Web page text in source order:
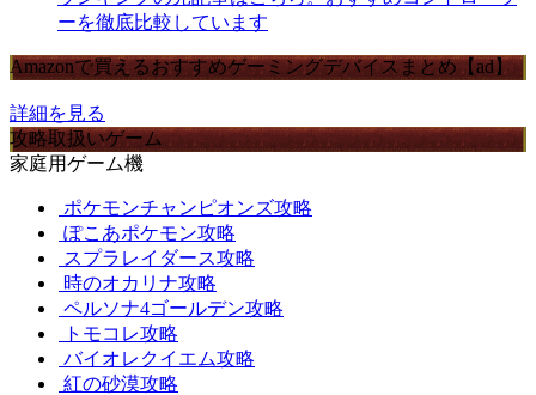
ーを徹底比較しています
Amazonで買えるおすすめゲーミングデバイスまとめ【ad】
詳細を見る
攻略取扱いゲーム
家庭用ゲーム機
ポケモンチャンピオンズ攻略
ぽこあポケモン攻略
スプラレイダース攻略
時のオカリナ攻略
ペルソナ4ゴールデン攻略
トモコレ攻略
バイオレクイエム攻略
紅の砂漠攻略